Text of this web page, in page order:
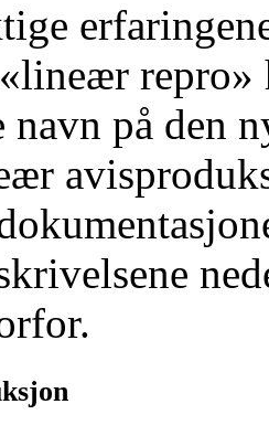
navn på den